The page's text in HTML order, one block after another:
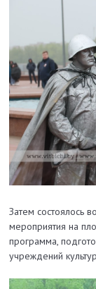
Затем состоялось
мероприятия на
программа,
учреждений